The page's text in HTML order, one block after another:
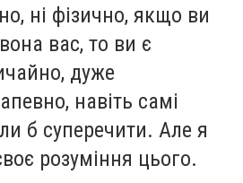
ні фізично, якщо ви
вона вас, то ви є
дуже
навіть самі
б суперечити. Але я
розуміння цього.